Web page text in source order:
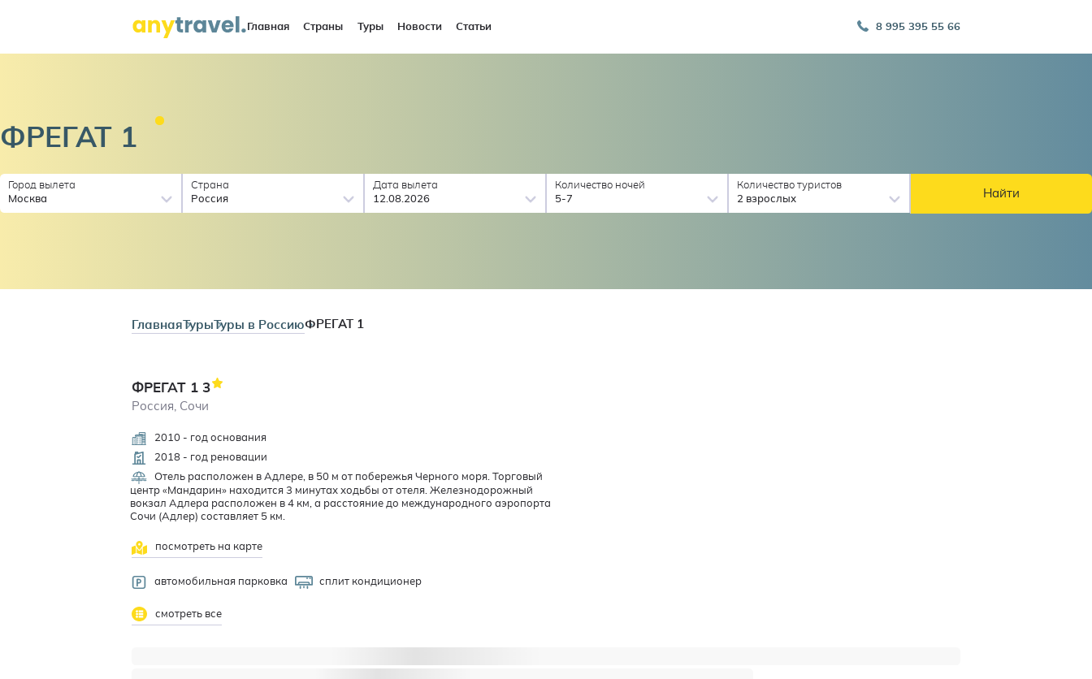
Главная Страны Туры Новости Статьи 8 995 395 55 66
ФРЕГАТ 1
Город вылета
Москва
Страна
Россия
Дата вылета
12.08.2026
Количество ночей
5-7
Количество туристов
2 взрослых
Найти
ГлавнаяТурыТуры в РоссиюФРЕГАТ 1
ФРЕГАТ 13
Россия, Сочи
2010 - год основания
2018 - год реновации
Отель расположен в Адлере, в 50 м от побережья Черного моря. Торговый
центр «Мандарин» находится 3 минутах ходьбы от отеля. Железнодорожный
вокзал Адлера расположен в 4 км, а расстояние до международного аэропорта
Сочи (Адлер) составляет 5 км.
посмотреть на карте
автомобильная парковка сплит кондиционер
смотреть все